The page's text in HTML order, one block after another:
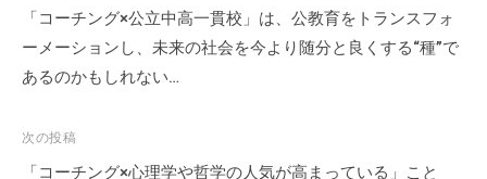
稿
ナ
ビ
ー
シ
「コーチング×公立中高一貫校」は、公教育をトランスフォ
ーメーションし、未来の社会を今より随分と良くする“種”で
あるのかもしれない…
次の投稿
「コーチング×心理学や哲学の人気が高まっている」こと